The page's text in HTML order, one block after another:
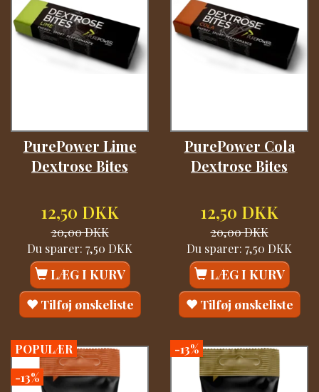
PurePower Lime
Dextrose Bites
12,50 DKK
20,00 DKK
Du sparer: 7,50 DKK
LÆG I KURV
Tilføj ønskeliste
PurePower Cola
Dextrose Bites
12,50 DKK
20,00 DKK
Du sparer: 7,50 DKK
LÆG I KURV
Tilføj ønskeliste
POPULÆR
-13%
-13%